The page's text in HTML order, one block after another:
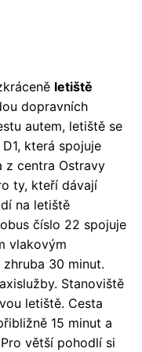
letiště
dopravních
autem, letiště se
která spojuje
z centra Ostravy
ty, kteří dávají
na letiště
číslo 22 spojuje
vlakovým
30 minut.
Stanoviště
letiště. Cesta
15 minut a
větší pohodlí si